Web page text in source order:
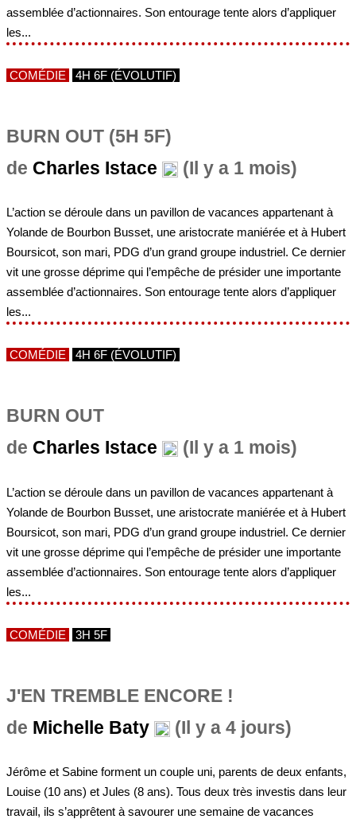
assemblée d’actionnaires. Son entourage tente alors d’appliquer
les...
COMÉDIE 4H 6F (ÉVOLUTIF)
BURN OUT (5H 5F)
de Charles Istace (Il y a 1 mois)
L’action se déroule dans un pavillon de vacances appartenant à
Yolande de Bourbon Busset, une aristocrate maniérée et à Hubert
Boursicot, son mari, PDG d’un grand groupe industriel. Ce dernier
vit une grosse déprime qui l’empêche de présider une importante
assemblée d’actionnaires. Son entourage tente alors d’appliquer
les...
COMÉDIE 4H 6F (ÉVOLUTIF)
BURN OUT
de Charles Istace (Il y a 1 mois)
L’action se déroule dans un pavillon de vacances appartenant à
Yolande de Bourbon Busset, une aristocrate maniérée et à Hubert
Boursicot, son mari, PDG d’un grand groupe industriel. Ce dernier
vit une grosse déprime qui l’empêche de présider une importante
assemblée d’actionnaires. Son entourage tente alors d’appliquer
les...
COMÉDIE 3H 5F
J'EN TREMBLE ENCORE !
de Michelle Baty (Il y a 4 jours)
Jérôme et Sabine forment un couple uni, parents de deux enfants,
Louise (10 ans) et Jules (8 ans). Tous deux très investis dans leur
travail, ils s’apprêtent à savourer une semaine de vacances